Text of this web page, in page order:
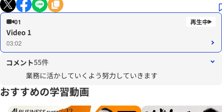
01
Video 1
03:02
コメント55件
業務に活かしていくよう努力していきます
おすすめの学習動画